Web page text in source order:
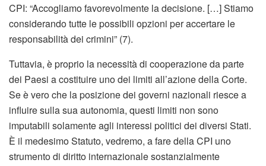
CPI: “Accogliamo favorevolmente la decisione. […] Stiamo
considerando tutte le possibili opzioni per accertare le
responsabilità dei crimini” (7).
Tuttavia, è proprio la necessità di cooperazione da parte
dei Paesi a costituire uno dei limiti all’azione della Corte.
Se è vero che la posizione dei governi nazionali riesce a
influire sulla sua autonomia, questi limiti non sono
imputabili solamente agli interessi politici dei diversi Stati.
È il medesimo Statuto, vedremo, a fare della CPI uno
strumento di diritto internazionale sostanzialmente